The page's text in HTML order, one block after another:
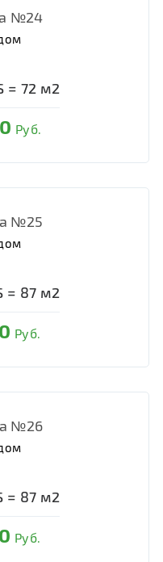
№24
= 72 м2
Руб.
№25
= 87 м2
Руб.
№26
= 87 м2
Руб.